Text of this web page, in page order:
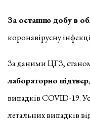
За останню добу в
коронавірусну
За даними ЦГЗ,
лабораторно
випадків COVID-19.
летальних випадків